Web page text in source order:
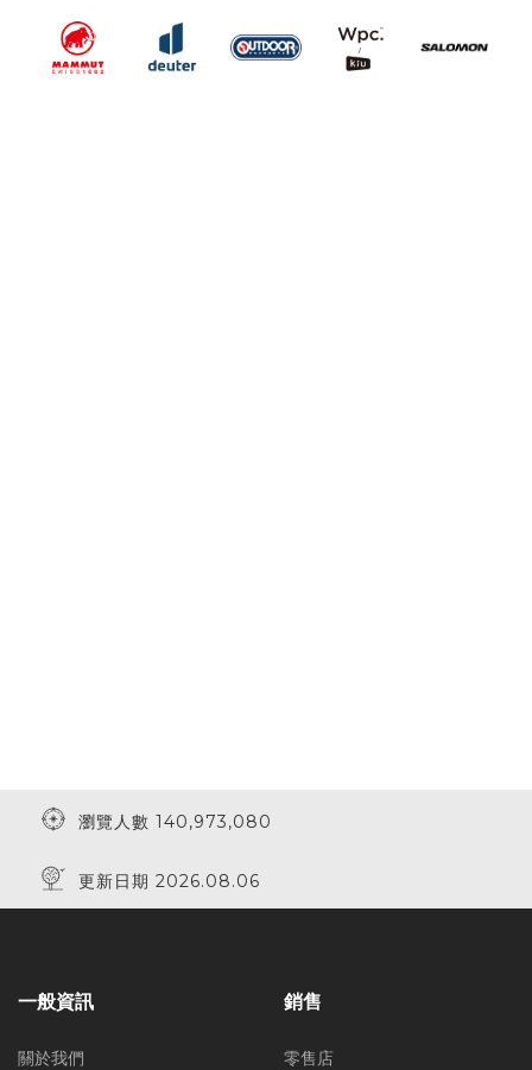
瀏覽人數 140,973,080
更新日期 2026.08.06
一般資訊
關於我們
銷售
零售店